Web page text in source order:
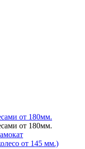
от 180мм.
от 180мм.
от 145 мм.)